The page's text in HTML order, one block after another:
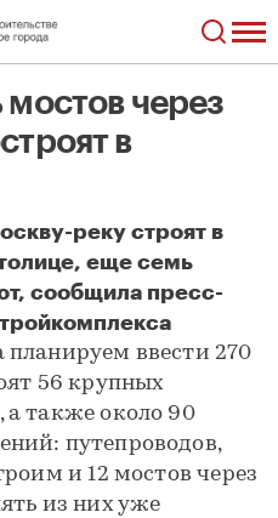
мостов через
в
реку строят в
еще семь
сообщила пресс-
ввести 270
56 крупных
а также около 90
путепроводов,
и 12 мостов через
из них уже